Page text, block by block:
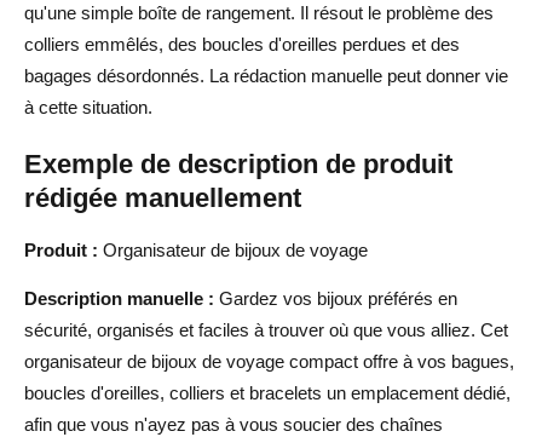
qu'une simple boîte de rangement. Il résout le problème des
colliers emmêlés, des boucles d'oreilles perdues et des
bagages désordonnés. La rédaction manuelle peut donner vie
à cette situation.
Exemple de description de produit
rédigée manuellement
Produit : Organisateur de bijoux de voyage
Description manuelle : Gardez vos bijoux préférés en
sécurité, organisés et faciles à trouver où que vous alliez. Cet
organisateur de bijoux de voyage compact offre à vos bagues,
boucles d'oreilles, colliers et bracelets un emplacement dédié,
afin que vous n'ayez pas à vous soucier des chaînes